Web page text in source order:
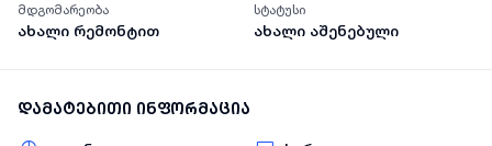
მდგომარეობა
ახალი რემონტით
სტატუსი
ახალი აშენებული
დამატებითი ინფორმაცია